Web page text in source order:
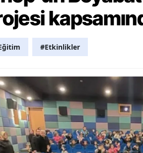
Amasya
Artvin
Aydın
Balıkesir
Bilecik
#Etkinlikler